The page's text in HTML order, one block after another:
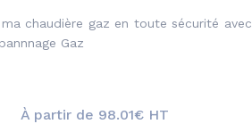
chaudière gaz en toute sécurité avec
Gaz
À partir de 98.01€ HT